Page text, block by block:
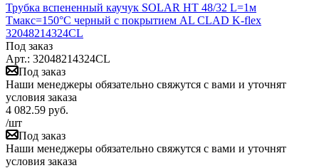
Трубка вспененный каучук SOLAR HT 48/32 L=1м
Тмакс=150°C черный с покрытием AL CLAD K-flex
32048214324CL
Под заказ
Арт.: 32048214324CL
Под заказ
Наши менеджеры обязательно свяжутся с вами и уточнят
условия заказа
4 082.59 руб.
/шт
Под заказ
Наши менеджеры обязательно свяжутся с вами и уточнят
условия заказа